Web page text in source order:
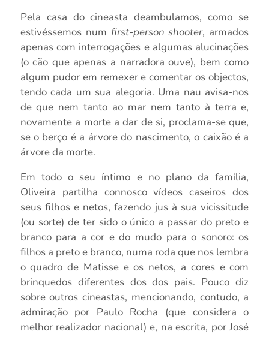
Pela casa do cineasta deambulamos, como se
estivéssemos num first-person shooter, armados
apenas com interrogações e algumas alucinações
(o cão que apenas a narradora ouve), bem como
algum pudor em remexer e comentar os objectos,
tendo cada um sua alegoria. Uma nau avisa-nos
de que nem tanto ao mar nem tanto à terra e,
novamente a morte a dar de si, proclama-se que,
se o berço é a árvore do nascimento, o caixão é a
árvore da morte.
Em todo o seu íntimo e no plano da família,
Oliveira partilha connosco vídeos caseiros dos
seus filhos e netos, fazendo jus à sua vicissitude
(ou sorte) de ter sido o único a passar do preto e
branco para a cor e do mudo para o sonoro: os
filhos a preto e branco, numa roda que nos lembra
o quadro de Matisse e os netos, a cores e com
brinquedos diferentes dos dos pais. Pouco diz
sobre outros cineastas, mencionando, contudo, a
admiração por Paulo Rocha (que considera o
melhor realizador nacional) e, na escrita, por José